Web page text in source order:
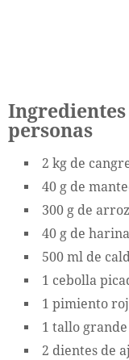
personas
2 kg de
40 g de
300 g de
40 g de harina
500 ml de
1 cebolla
1 pimiento
1 tallo
2 dientes de